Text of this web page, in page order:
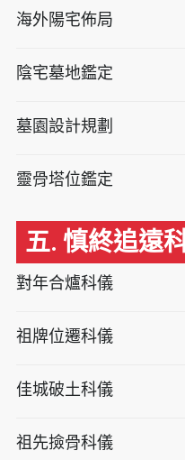
海外陽宅佈局
陰宅墓地鑑定
墓園設計規劃
靈骨塔位鑑定
五. 慎終追遠
對年合爐科儀
祖牌位遷科儀
佳城破土科儀
祖先撿骨科儀